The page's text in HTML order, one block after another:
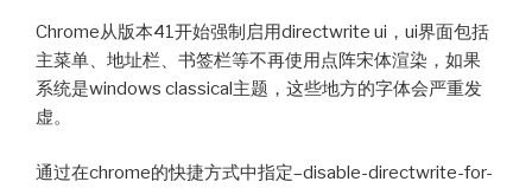
Chrome从版本41开始强制启用directwrite ui，ui界面包括
主菜单、地址栏、书签栏等不再使用点阵宋体渲染，如果
系统是windows classical主题，这些地方的字体会严重发
虚。
通过在chrome的快捷方式中指定–disable-directwrite-for-